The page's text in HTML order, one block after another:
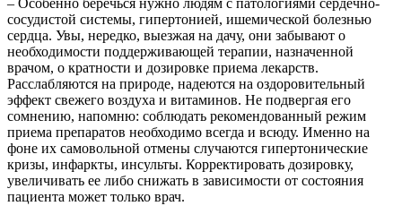
– Особенно беречься нужно людям с патологиями сердечно-
сосудистой системы, гипертонией, ишемической болезнью
сердца. Увы, нередко, выезжая на дачу, они забывают о
необходимости поддерживающей терапии, назначенной
врачом, о кратности и дозировке приема лекарств.
Расслабляются на природе, надеются на оздоровительный
эффект свежего воздуха и витаминов. Не подвергая его
сомнению, напомню: соблюдать рекомендованный режим
приема препаратов необходимо всегда и всюду. Именно на
фоне их самовольной отмены случаются гипертонические
кризы, инфаркты, инсульты. Корректировать дозировку,
увеличивать ее либо снижать в зависимости от состояния
пациента может только врач.